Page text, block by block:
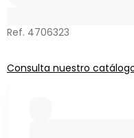
Ref. 4706323
Consulta nuestro